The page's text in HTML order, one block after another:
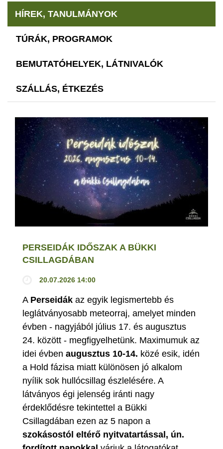
HÍREK, TANULMÁNYOK
TÚRÁK, PROGRAMOK
BEMUTATÓHELYEK, LÁTNIVALÓK
SZÁLLÁS, ÉTKEZÉS
PERSEIDÁK IDŐSZAK A BÜKKI
CSILLAGDÁBAN
20.07.2026 14:00
A Perseidák az egyik legismertebb és
leglátványosabb meteorraj, amelyet minden
évben - nagyjából július 17. és augusztus
24. között - megfigyelhetünk. Maximumuk az
idei évben augusztus 10-14. közé esik, idén
a Hold fázisa miatt különösen jó alkalom
nyílik sok hullócsillag észlelésére. A
látványos égi jelenség iránti nagy
érdeklődésre tekintettel a Bükki
Csillagdában ezen az 5 napon a
szokásostól eltérő nyitvatartással, ún.